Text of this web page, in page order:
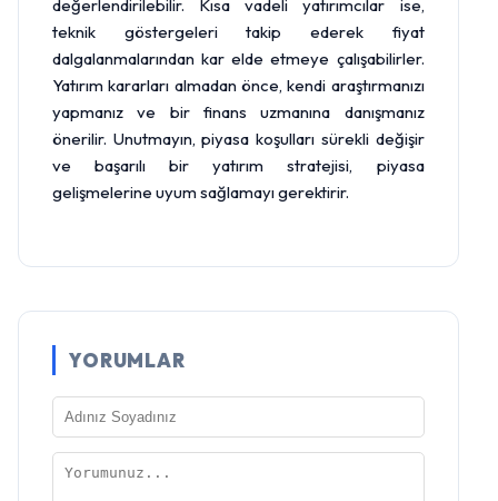
değerlendirilebilir. Kısa vadeli yatırımcılar ise,
teknik göstergeleri takip ederek fiyat
dalgalanmalarından kar elde etmeye çalışabilirler.
Yatırım kararları almadan önce, kendi araştırmanızı
yapmanız ve bir finans uzmanına danışmanız
önerilir. Unutmayın, piyasa koşulları sürekli değişir
ve başarılı bir yatırım stratejisi, piyasa
gelişmelerine uyum sağlamayı gerektirir.
YORUMLAR